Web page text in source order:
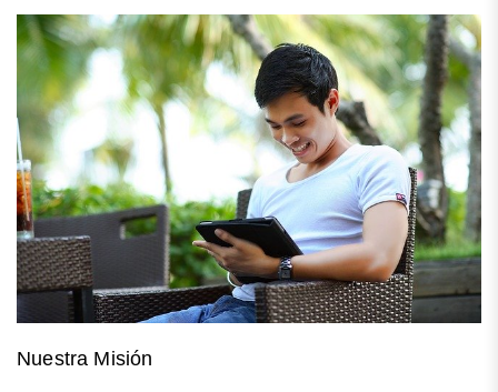
Nuestra Misión